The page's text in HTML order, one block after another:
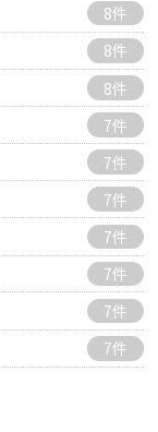
8件
8件
8件
7件
7件
7件
7件
7件
7件
7件